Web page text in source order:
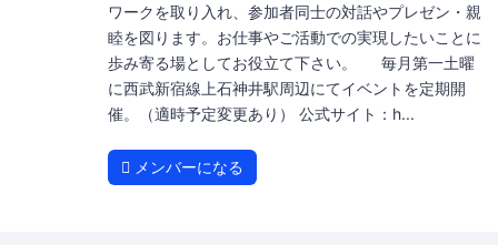
ワークを取り入れ、参加者同士の対話やプレゼン・親
睦を図ります。お仕事やご活動での実現したいことに
歩み寄る場としてお役立て下さい。 毎月第一土曜
に西武新宿線上石神井駅周辺にてイベントを定期開
催。（適時予定変更あり） 公式サイト：h...
メンバーになる